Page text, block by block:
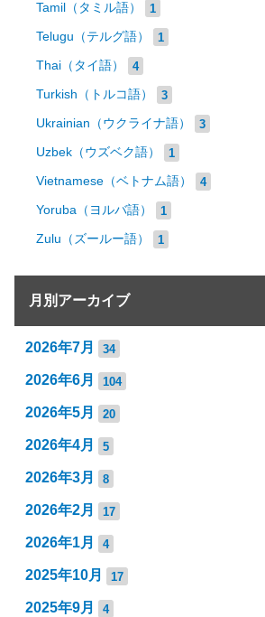
Tamil（タミル語） 1
Telugu（テルグ語） 1
Thai（タイ語） 4
Turkish（トルコ語） 3
Ukrainian（ウクライナ語） 3
Uzbek（ウズベク語） 1
Vietnamese（ベトナム語） 4
Yoruba（ヨルバ語） 1
Zulu（ズールー語） 1
月別アーカイブ
2026年7月 34
2026年6月 104
2026年5月 20
2026年4月 5
2026年3月 8
2026年2月 17
2026年1月 4
2025年10月 17
2025年9月 4